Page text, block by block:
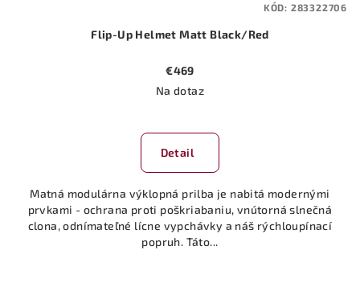
Flip-Up Helmet Matt Black/Red
€469
Na dotaz
Detail
Matná modulárna výklopná prilba je nabitá modernými
prvkami - ochrana proti poškriabaniu, vnútorná slnečná
clona, ​​odnímateľné lícne vypchávky a náš rýchloupínací
popruh. Táto...
KÓD: 283322706